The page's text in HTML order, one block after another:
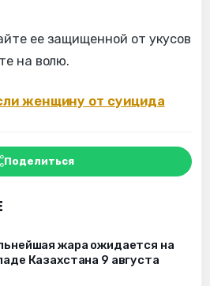
ее защищенной от укусов
на волю.
женщину от суицида
Поделиться
жара ожидается на
Казахстана 9 августа